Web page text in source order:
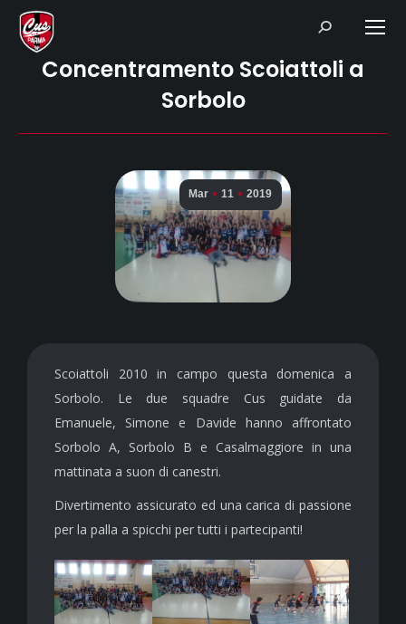
Search:
Concentramento Scoiattoli a
Sorbolo
Mar 11 2019
Scoiattoli 2010 in campo questa domenica a
Sorbolo. Le due squadre Cus guidate da
Emanuele, Simone e Davide hanno affrontato
Sorbolo A, Sorbolo B e Casalmaggiore in una
mattinata a suon di canestri.
Divertimento assicurato ed una carica di passione
per la palla a spicchi per tutti i partecipanti!